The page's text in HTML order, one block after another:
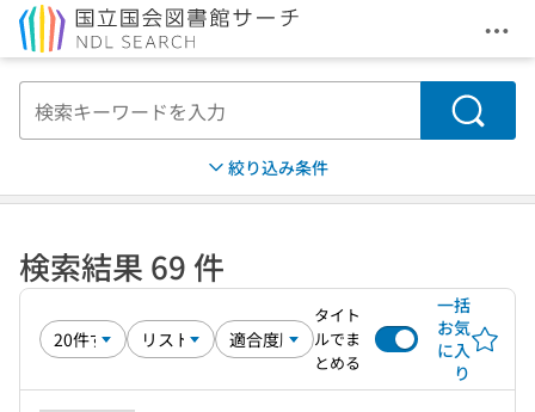
メ
検索
絞り込み条件
検索結果 69 件
タイト
ルでま
とめる
一括
お気
に入
り